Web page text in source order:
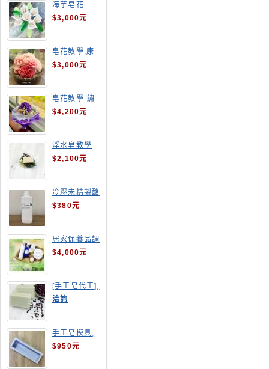
海芋皂花
$3,000元
皂花教學,康
乃馨
$3,000元
皂花教學-繡
球花皂花束
$4,200元
浮水皂教學
$2,100元
冷壓未精製酪
梨油
$380元
居家保養品調
配班
$4,000元
[手工皂代工],
酒粕皂
洽詢
手工皂模具,
長方形吐司模
$950元